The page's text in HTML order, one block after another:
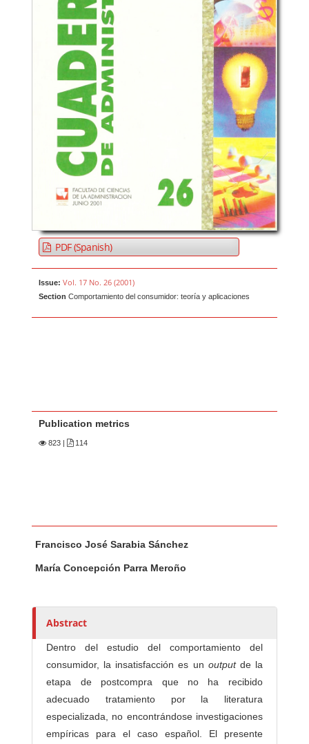
PDF (Spanish)
Issue: Vol. 17 No. 26 (2001)
Section Comportamiento del consumidor: teoría y aplicaciones
Publication metrics
823 | 114
u
Francisco José Sarabia Sánchez
María Concepción Parra Meroño
Abstract
Dentro del estudio del comportamiento del
consumidor, la insatisfacción es un outputde la
etapa de postcompra que no ha recibido
adecuado tratamiento por la literatura
especializada, no encontrándose investigaciones
empíricas para el caso español. El presente